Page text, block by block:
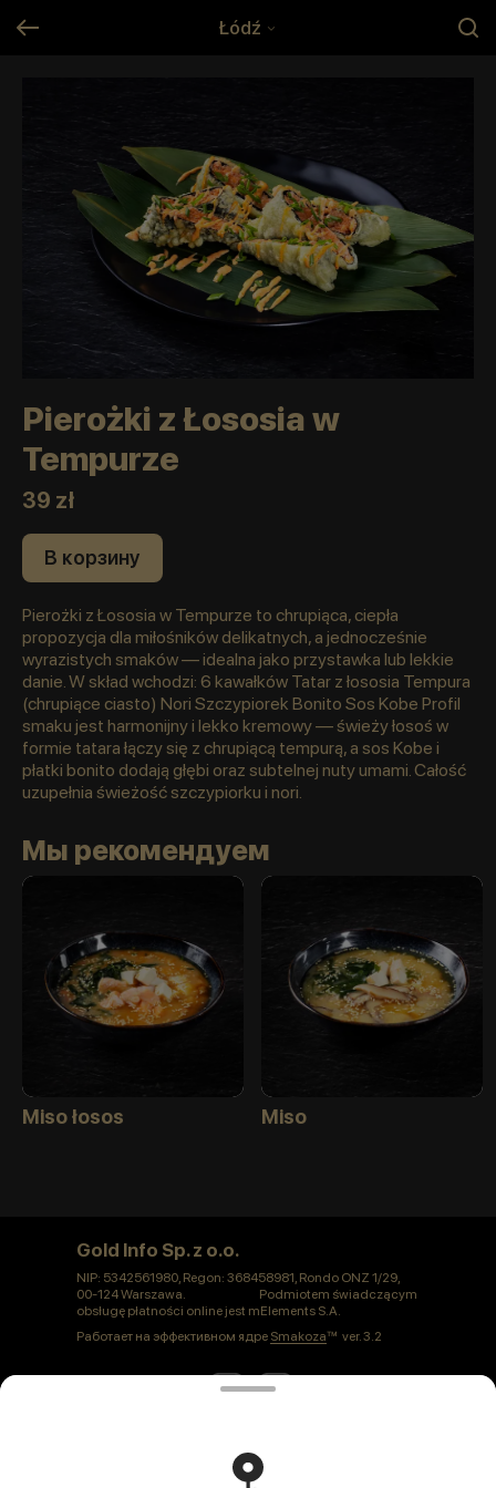
Łódź
Pierożki z Łososia w
Tempurze
39 zł
В корзину
Pierożki z Łososia w Tempurze to chrupiąca, ciepła
propozycja dla miłośników delikatnych, a jednocześnie
wyrazistych smaków — idealna jako przystawka lub lekkie
danie. W skład wchodzi: 6 kawałków Tatar z łososia Tempura
(chrupiące ciasto) Nori Szczypiorek Bonito Sos Kobe Profil
smaku jest harmonijny i lekko kremowy — świeży łosoś w
formie tatara łączy się z chrupiącą tempurą, a sos Kobe i
płatki bonito dodają głębi oraz subtelnej nuty umami. Całość
uzupełnia świeżość szczypiorku i nori.
Мы рекомендуем
Miso łosos Miso
Gold Info Sp. z o.o.
NIP: 5342561980, Regon: 368458981, Rondo ONZ 1/29,
00-124 Warszawa. Podmiotem świadczącym
obsługę płatności online jest mElements S.A.
Работает на эффективном ядре Smakozaver. 3.2
Polityka prywatności